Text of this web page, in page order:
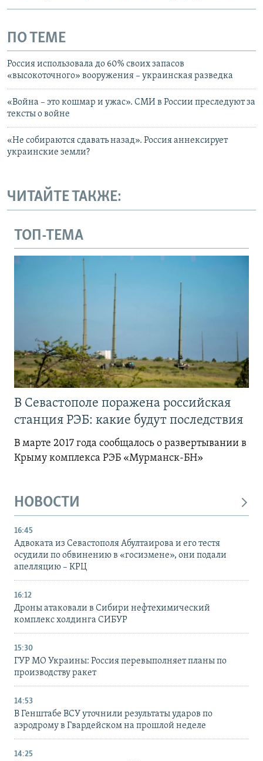
ПО ТЕМЕ
Россия использовала до 60% своих запасов
«высокоточного» вооружения – украинская разведка
«Война – это кошмар и ужас». СМИ в России преследуют за
тексты о войне
«Не собираются сдавать назад». Россия аннексирует
украинские земли?
ЧИТАЙТЕ ТАКЖЕ:
ТОП-ТЕМА
В Севастополе поражена российская
станция РЭБ: какие будут последствия
В марте 2017 года сообщалось о развертывании в
Крыму комплекса РЭБ «Мурманск-БН»
НОВОСТИ
16:45
Адвоката из Севастополя Абултаирова и его тестя
осудили по обвинению в «госизмене», они подали
апелляцию – КРЦ
16:12
Дроны атаковали в Сибири нефтехимический
комплекс холдинга СИБУР
15:30
ГУР МО Украины: Россия перевыполняет планы по
производству ракет
14:53
В Генштабе ВСУ уточнили результаты ударов по
аэродрому в Гвардейском на прошлой неделе
14:25